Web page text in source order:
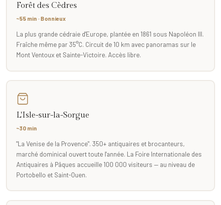
Forêt des Cèdres
~55 min · Bonnieux
La plus grande cédraie d'Europe, plantée en 1861 sous Napoléon III.
Fraîche même par 35°C. Circuit de 10 km avec panoramas sur le
Mont Ventoux et Sainte-Victoire. Accès libre.
L'Isle-sur-la-Sorgue
~30 min
"La Venise de la Provence". 350+ antiquaires et brocanteurs,
marché dominical ouvert toute l'année. La Foire Internationale des
Antiquaires à Pâques accueille 100 000 visiteurs — au niveau de
Portobello et Saint-Ouen.